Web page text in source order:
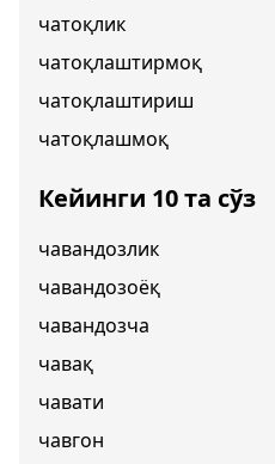
чатоқлик
чатоқлаштирмоқ
чатоқлаштириш
чатоқлашмоқ
Кейинги 10 та сўз
чавандозлик
чавандозоёқ
чавандозча
чавақ
чавати
чавгон